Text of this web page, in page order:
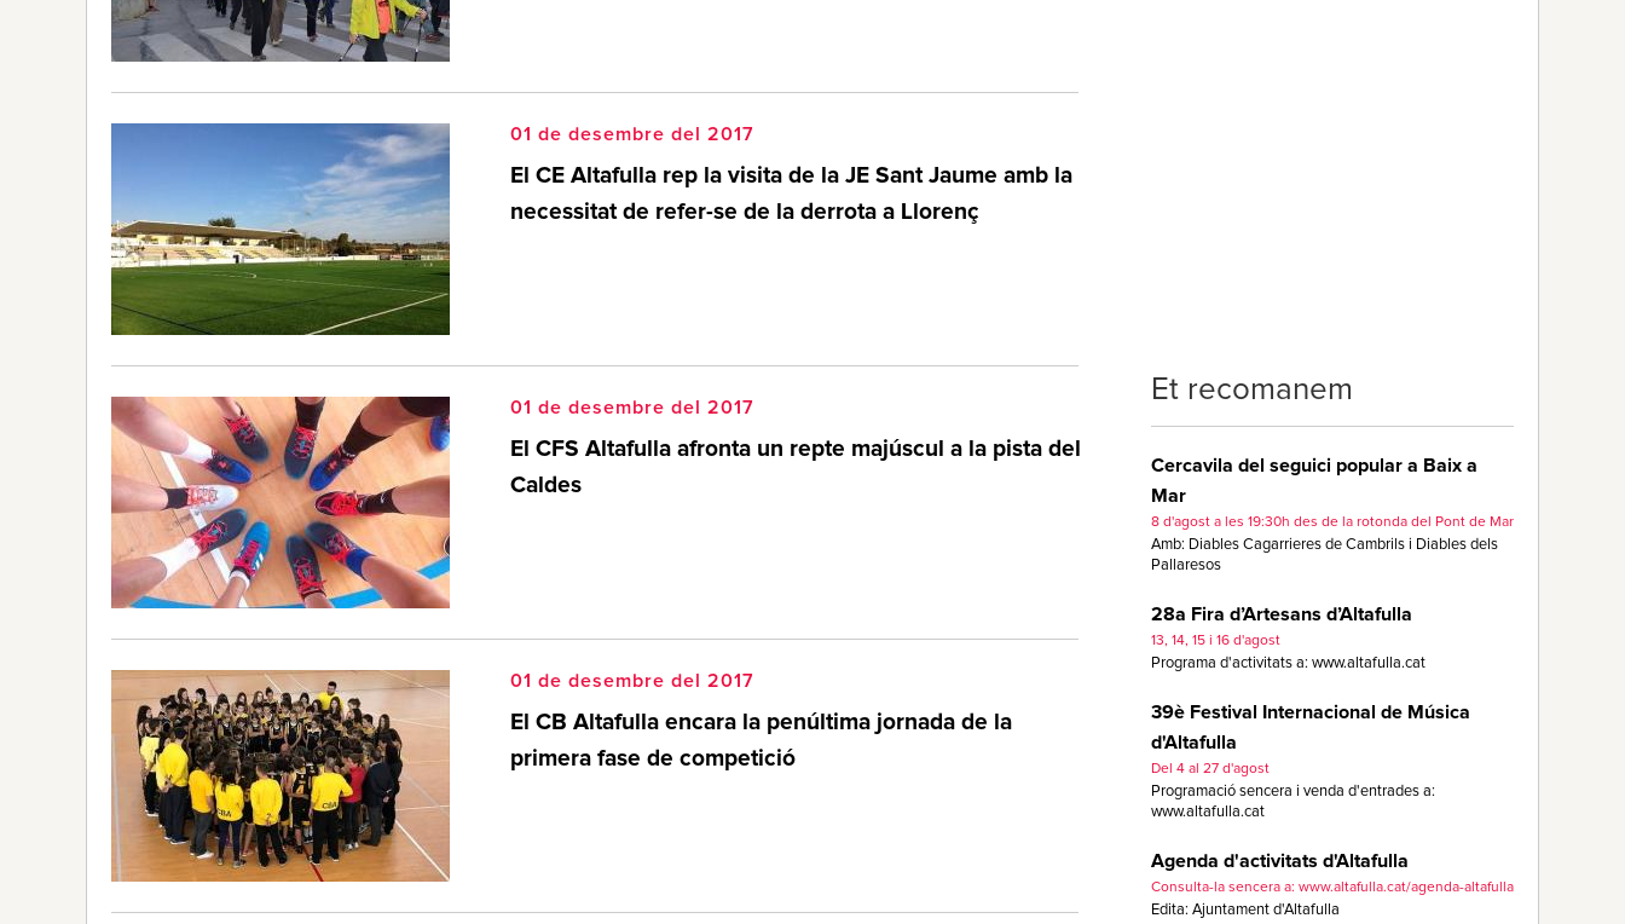
01 de desembre del 2017
El CE Altafulla rep la visita de la JE Sant Jaume amb la
necessitat de refer-se de la derrota a Llorenç
01 de desembre del 2017
El CFS Altafulla afronta un repte majúscul a la pista del
Caldes
01 de desembre del 2017
El CB Altafulla encara la penúltima jornada de la
primera fase de competició
Et recomanem
Cercavila del seguici popular a Baix a
Mar
8 d'agost a les 19:30h des de la rotonda del Pont de Mar
Amb: Diables Cagarrieres de Cambrils i Diables dels
Pallaresos
28a Fira d’Artesans d’Altafulla
13, 14, 15 i 16 d'agost
Programa d'activitats a: www.altafulla.cat
39è Festival Internacional de Música
d'Altafulla
Del 4 al 27 d'agost
Programació sencera i venda d'entrades a:
www.altafulla.cat
Agenda d'activitats d'Altafulla
Consulta-la sencera a: www.altafulla.cat/agenda-altafulla
Edita: Ajuntament d'Altafulla